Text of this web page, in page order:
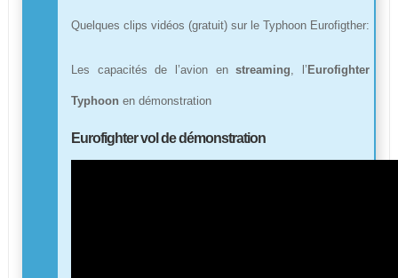
Quelques clips vidéos (gratuit) sur le Typhoon Eurofigther:
Les capacités de l’avion enstreaming, l’ Eurofighter
Typhoon en démonstration
Eurofighter vol de démonstration